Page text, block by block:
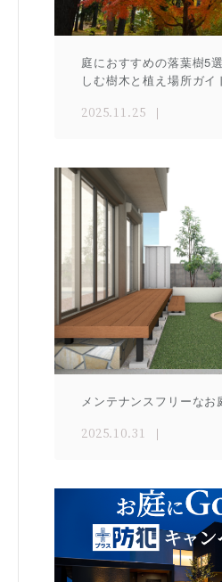
庭におすすめの落葉樹5
しむ樹木と植え場所ガイ
2025.11.25
メンテナンスフリーな
2025.10.31